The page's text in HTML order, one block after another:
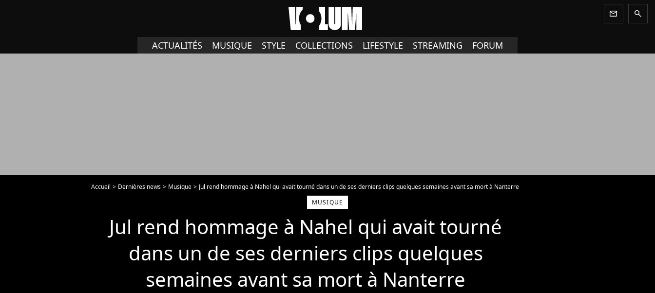
newsletter search
ACTUALITÉS MUSIQUE STYLE COLLECTIONS LIFESTYLE STREAMING FORUM
Accueil Dernières news Musique
Jul rend hommage à Nahel qui avait tourné dans un de ses derniers clips quelques semaines avant sa mort à Nanterre
MUSIQUE
Jul rend hommage à Nahel qui avait tourné
dans un de ses derniers clips quelques
semaines avant sa mort à Nanterre